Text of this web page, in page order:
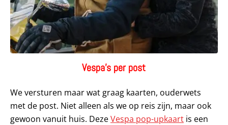
Vespa’s per post
We versturen maar wat graag kaarten, ouderwets
met de post. Niet alleen als we op reis zijn, maar ook
gewoon vanuit huis. DezeVespa pop-upkaart is een